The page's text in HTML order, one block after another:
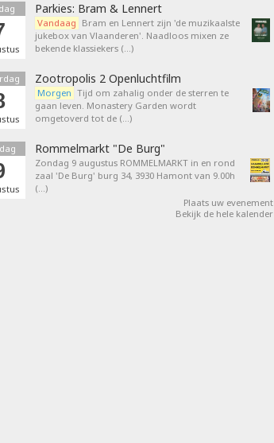
Parkies: Bram & Lennert
Vandaag Bram en Lennert zijn 'de muzikaalste
jukebox van Vlaanderen'. Naadloos mixen ze
bekende klassiekers (…)
Zootropolis 2 Openluchtfilm
Morgen Tijd om zahalig onder de sterren te
gaan leven. Monastery Garden wordt
omgetoverd tot de (…)
Rommelmarkt "De Burg"
Zondag 9 augustus ROMMELMARKT in en rond
zaal 'De Burg' burg 34, 3930 Hamont van 9.00h
(…)
Plaats uw evenement
Bekijk de hele kalender